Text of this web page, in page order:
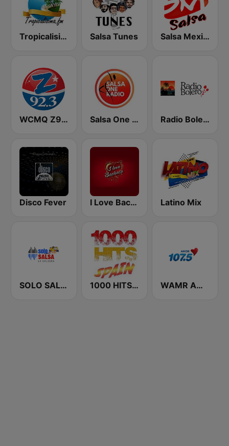
Tropicalisima.fm - Salsa Salsa Tunes Salsa Mexico
WCMQ Z92 / Zeta 92.3 Salsa One Radio Radio Bolero
Disco Fever I Love Bachata Latino Mix
SOLO SALSA 1000 HITS Spain WAMR Amor 107.5 (US Only)